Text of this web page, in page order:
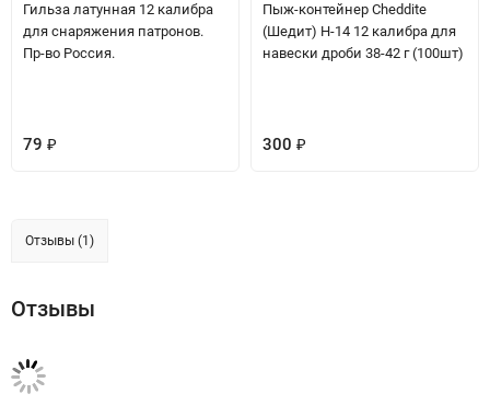
Гильза латунная 12 калибра
для снаряжения патронов.
Пр-во Россия.
79 ₽
Пыж-контейнер Cheddite
(Шедит) H-14 12 калибра для
навески дроби 38-42 г (100шт)
300 ₽
Отзывы (1)
Отзывы